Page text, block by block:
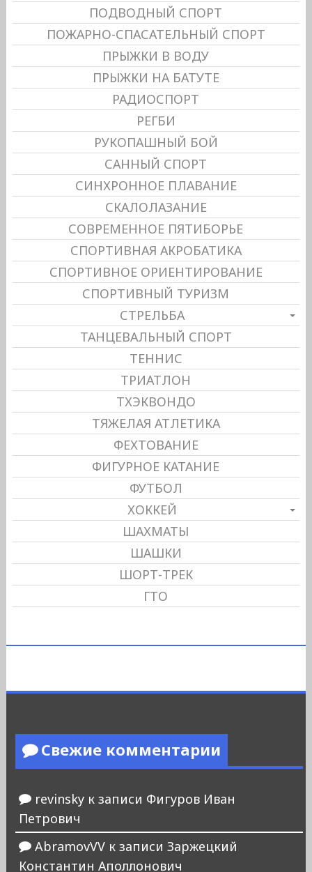
ПОДВОДНЫЙ СПОРТ
ПОЖАРНО-СПАСАТЕЛЬНЫЙ СПОРТ
ПРЫЖКИ В ВОДУ
ПРЫЖКИ НА БАТУТЕ
РАДИОСПОРТ
РЕГБИ
РУКОПАШНЫЙ БОЙ
САННЫЙ СПОРТ
СИНХРОННОЕ ПЛАВАНИЕ
СКАЛОЛАЗАНИЕ
СОВРЕМЕННОЕ ПЯТИБОРЬЕ
СПОРТИВНАЯ АКРОБАТИКА
СПОРТИВНОЕ ОРИЕНТИРОВАНИЕ
СПОРТИВНЫЙ ТУРИЗМ
СТРЕЛЬБА
ТАНЦЕВАЛЬНЫЙ СПОРТ
ТЕННИС
ТРИАТЛОН
ТХЭКВОНДО
ТЯЖЕЛАЯ АТЛЕТИКА
ФЕХТОВАНИЕ
ФИГУРНОЕ КАТАНИЕ
ФУТБОЛ
ХОККЕЙ
ШАХМАТЫ
ШАШКИ
ШОРТ-ТРЕК
ГТО
Свежие комментарии
revinskyк записи Фигуров Иван
Петрович
AbramovVVк записи Заржецкий
Константин Аполлонович